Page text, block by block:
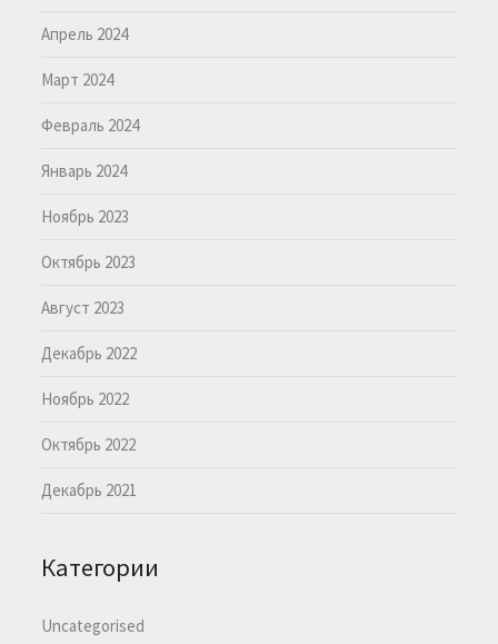
Апрель 2024
Март 2024
Февраль 2024
Январь 2024
Ноябрь 2023
Октябрь 2023
Август 2023
Декабрь 2022
Ноябрь 2022
Октябрь 2022
Декабрь 2021
Категории
Uncategorised